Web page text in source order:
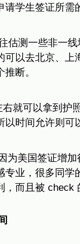
学生签证所需
估测一些非一
以去北京、上
断。
就可以拿到护
时间允许则可
为美国签证增
业，很多同学
而且被 check